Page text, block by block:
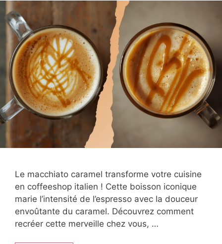
Le macchiato caramel transforme votre cuisine
en coffeeshop italien ! Cette boisson iconique
marie l’intensité de l’espresso avec la douceur
envoûtante du caramel. Découvrez comment
recréer cette merveille chez vous, …